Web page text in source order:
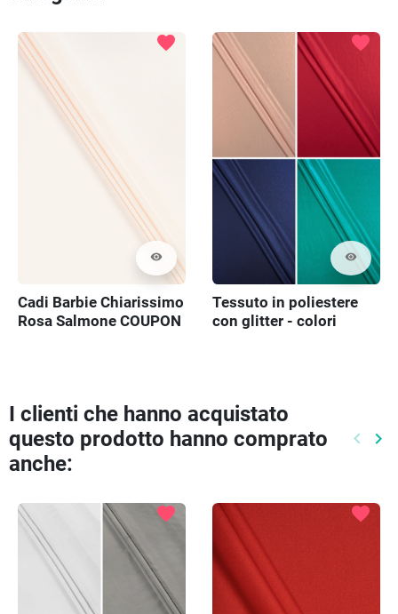
visibility
favorite
Cadi Barbie Chiarissimo
Rosa Salmone COUPON
visibility
favorite
Tessuto in poliestere
con glitter - colori
I clienti che hanno acquistato
questo prodotto hanno comprato
anche:
keyboard_arrow_left keyboard_arrow_right
favorite favorite